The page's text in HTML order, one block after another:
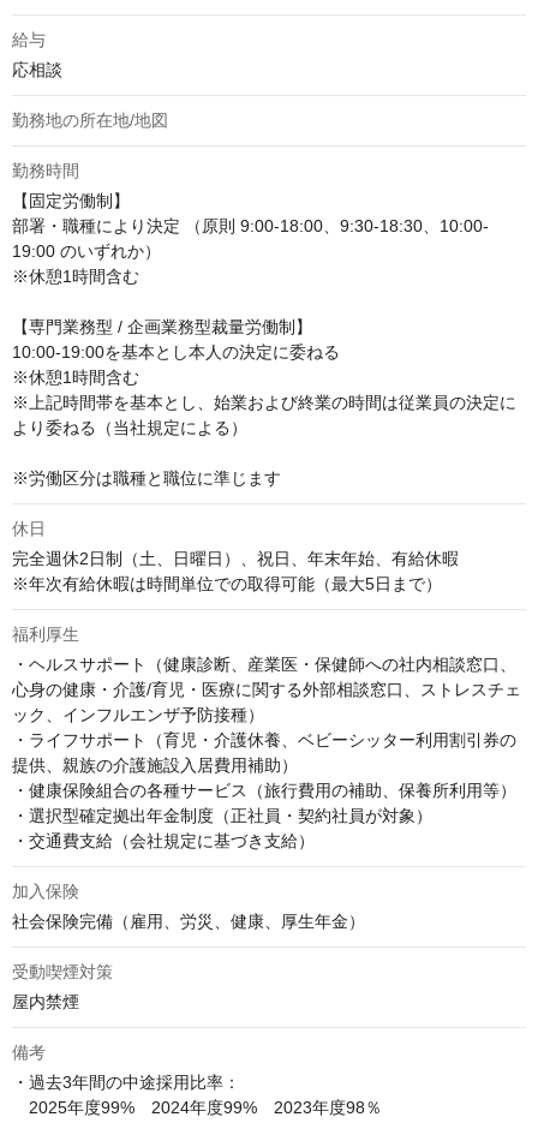
給与
応相談
勤務地の所在地/地図
勤務時間
【固定労働制】
部署・職種により決定 （原則 9:00-18:00、9:30-18:30、10:00-
19:00 のいずれか）
※休憩1時間含む
【専門業務型 / 企画業務型裁量労働制】
10:00-19:00を基本とし本人の決定に委ねる
※休憩1時間含む
※上記時間帯を基本とし、始業および終業の時間は従業員の決定に
より委ねる（当社規定による）
※労働区分は職種と職位に準じます
休日
完全週休2日制（土、日曜日）、祝日、年末年始、有給休暇
※年次有給休暇は時間単位での取得可能（最大5日まで）
福利厚生
・ヘルスサポート（健康診断、産業医・保健師への社内相談窓口、
心身の健康・介護/育児・医療に関する外部相談窓口、ストレスチェ
ック、インフルエンザ予防接種）
・ライフサポート（育児・介護休養、ベビーシッター利用割引券の
提供、親族の介護施設入居費用補助）
・健康保険組合の各種サービス（旅行費用の補助、保養所利用等）
・選択型確定拠出年金制度（正社員・契約社員が対象）
・交通費支給（会社規定に基づき支給）
加入保険
社会保険完備（雇用、労災、健康、厚生年金）
受動喫煙対策
屋内禁煙
備考
・過去3年間の中途採用比率：
2025年度99%　2024年度99%　2023年度98％